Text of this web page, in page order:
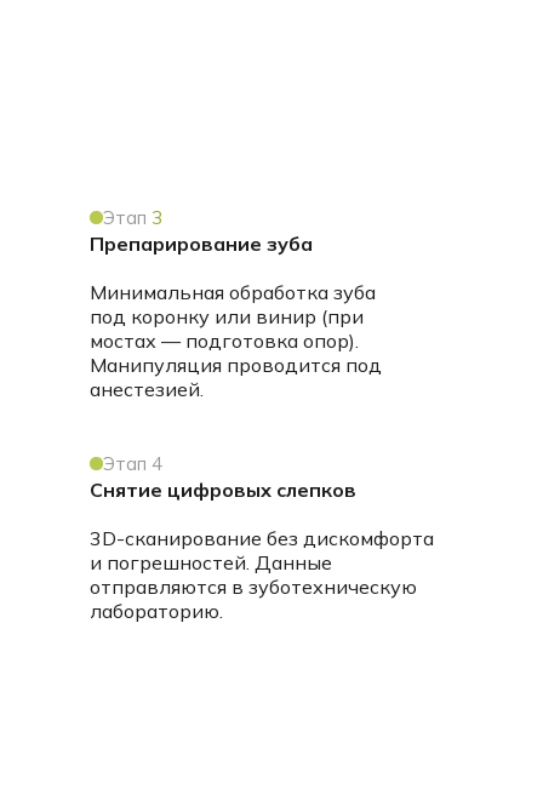
Этап 3
Препарирование зуба
Минимальная обработка зуба
под коронку или винир (при
мостах — подготовка опор).
Манипуляция проводится под
анестезией.
Этап 4
Снятие цифровых слепков
3D-сканирование без дискомфорта
и погрешностей. Данные
отправляются в зуботехническую
лабораторию.